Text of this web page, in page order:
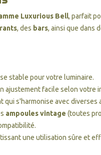
Luxurious Bell, parfait
, des bars, ainsi que dans
stable pour votre luminaire.
ajustement facile selon votre
qui s'harmonise avec diverses
ampoules vintage (toutes
une utilisation sûre et